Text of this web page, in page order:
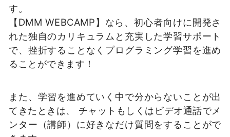
す。
【DMM WEBCAMP】なら、初心者向けに開発さ
れた独自のカリキュラムと充実した学習サポート
で、挫折することなくプログラミング学習を進め
ることができます！
また、学習を進めていく中で分からないことが出
てきたときは、 チャットもしくはビデオ通話でメ
ンター（講師）に好きなだけ質問をすることがで